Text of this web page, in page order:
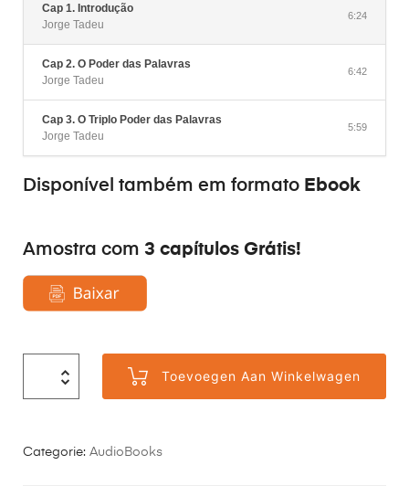
Cap 1. Introdução
Jorge Tadeu
6:24
Cap 2. O Poder das Palavras
Jorge Tadeu
6:42
Cap 3. O Triplo Poder das Palavras
Jorge Tadeu
5:59
Disponível também em formato Ebook
Amostra com 3 capítulos Grátis!
Toevoegen Aan Winkelwagen
Categorie: AudioBooks